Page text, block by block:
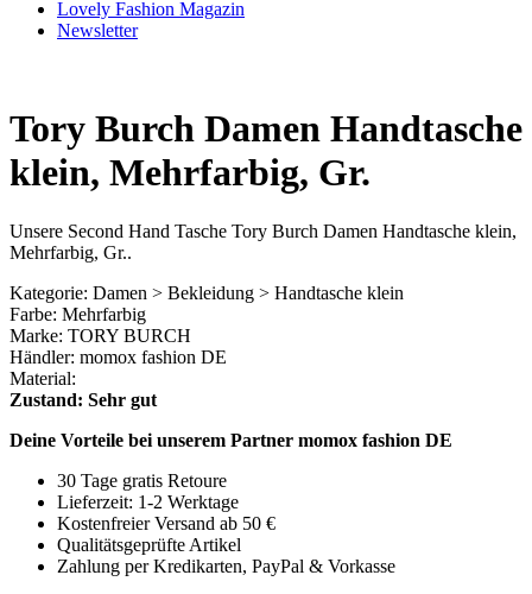
Lovely Fashion Magazin
Newsletter
Tory Burch Damen Handtasche
klein, Mehrfarbig, Gr.
Unsere Second Hand Tasche Tory Burch Damen Handtasche klein,
Mehrfarbig, Gr..
Kategorie: Damen > Bekleidung > Handtasche klein
Farbe: Mehrfarbig
Marke: TORY BURCH
Händler: momox fashion DE
Material:
Zustand: Sehr gut
Deine Vorteile bei unserem Partner momox fashion DE
30 Tage gratis Retoure
Lieferzeit: 1-2 Werktage
Kostenfreier Versand ab 50 €
Qualitätsgeprüfte Artikel
Zahlung per Kredikarten, PayPal & Vorkasse